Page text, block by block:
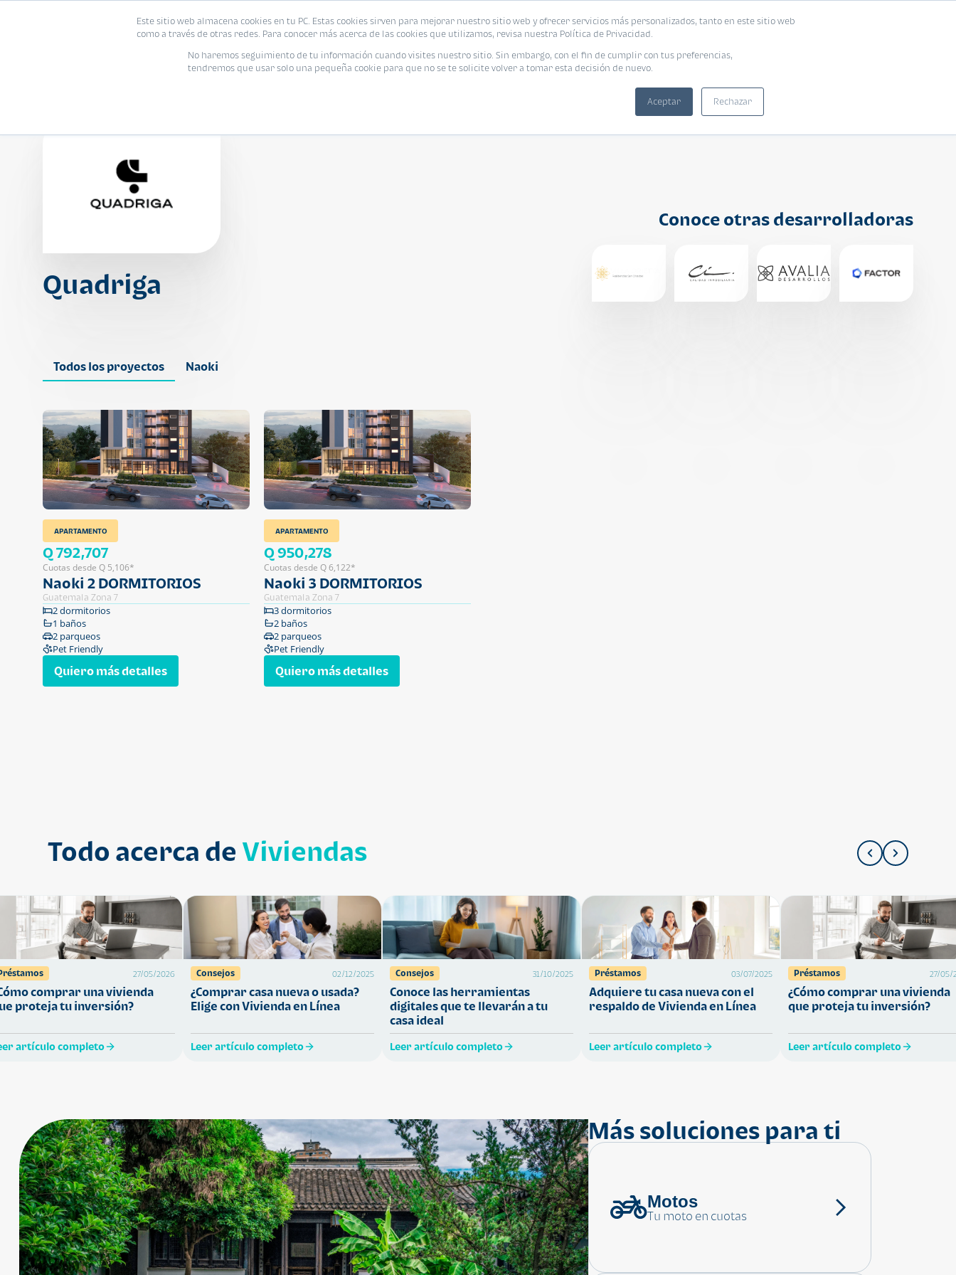
Este sitio web almacena cookies en tu PC. Estas cookies sirven para mejorar nuestro sitio web y ofrecer servicios más personalizados, tanto en este sitio web
como a través de otras redes. Para conocer más acerca de las cookies que utilizamos, revisa nuestra Política de Privacidad.
No haremos seguimiento de tu información cuando visites nuestro sitio. Sin embargo, con el fin de cumplir con tus preferencias,
tendremos que usar solo una pequeña cookie para que no se te solicite volver a tomar esta decisión de nuevo.
Aceptar Rechazar
Quadriga
Conoce otras desarrolladoras
Todos los proyectos Naoki
APARTAMENTO
Q 792,707
Cuotas desde Q 5,106*
Naoki 2 DORMITORIOS
Guatemala Zona 7
2 dormitorios
1 baños
2 parqueos
Pet Friendly
Quiero más detalles
APARTAMENTO
Q 950,278
Cuotas desde Q 6,122*
Naoki 3 DORMITORIOS
Guatemala Zona 7
3 dormitorios
2 baños
2 parqueos
Pet Friendly
Quiero más detalles
Todo acerca de Viviendas
Viviendas Eventos Promociones Blog Encuentra tu vivienda ideal
27/05/2026
comprar una vivienda
proteja tu inversión?
artículo completo
Consejos 02/12/2025
¿Comprar casa nueva o usada?
Elige con Vivienda en Línea
Leer artículo completo
Consejos 31/10/2025
Conoce las herramientas
digitales que te llevarán a tu
casa ideal
Leer artículo completo
Préstamos 03/07/2025
Adquiere tu casa nueva con el
respaldo de Vivienda en Línea
Leer artículo completo
Préstamos 27/05/
¿Cómo comprar una vivienda
que proteja tu inversión?
Leer artículo completo
Más soluciones para ti
Motos
Tu moto en cuotas